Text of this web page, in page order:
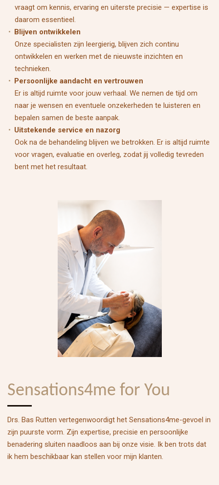
vraagt om kennis, ervaring en uiterste precisie — expertise is
daarom essentieel.
Blijven ontwikkelen
Onze specialisten zijn leergierig, blijven zich continu
ontwikkelen en werken met de nieuwste inzichten en
technieken.
Persoonlijke aandacht en vertrouwen
Er is altijd ruimte voor jouw verhaal. We nemen de tijd om
naar je wensen en eventuele onzekerheden te luisteren en
bepalen samen de beste aanpak.
Uitstekende service en nazorg
Ook na de behandeling blijven we betrokken. Er is altijd ruimte
voor vragen, evaluatie en overleg, zodat jij volledig tevreden
bent met het resultaat.
Sensations4me for You
Drs. Bas Rutten vertegenwoordigt het Sensations4me-gevoel in
zijn puurste vorm. Zijn expertise, precisie en persoonlijke
benadering sluiten naadloos aan bij onze visie. Ik ben trots dat
ik hem beschikbaar kan stellen voor mijn klanten.